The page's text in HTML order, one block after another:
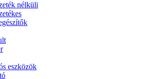
nélküli
eszközök